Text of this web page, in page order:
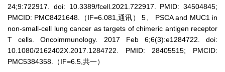
24;9:722917. doi: 10.3389/fcell.2021.722917. PMID: 34504845;
PMCID: PMC8421648.（IF=6.081,通讯） 5、 PSCA and MUC1 in
non-small-cell lung cancer as targets of chimeric antigen receptor
T cells. Oncoimmunology. 2017 Feb 6;6(3):e1284722. doi:
10.1080/2162402X.2017.1284722. PMID: 28405515; PMCID:
PMC5384358.（IF=6.5,共一）